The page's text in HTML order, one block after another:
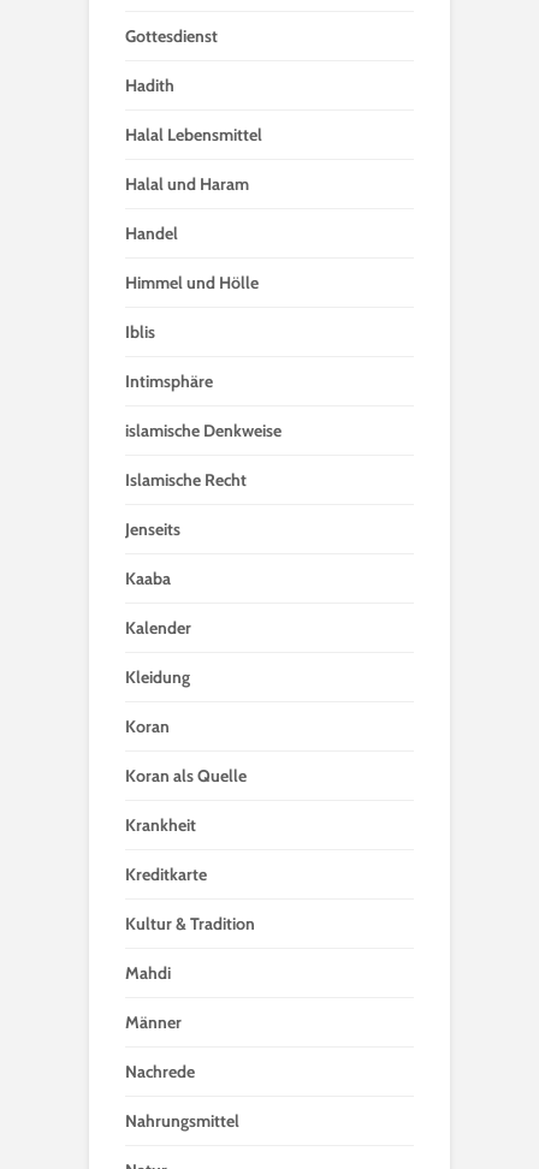
Gottesdienst
Hadith
Halal Lebensmittel
Halal und Haram
Handel
Himmel und Hölle
Iblis
Intimsphäre
islamische Denkweise
Islamische Recht
Jenseits
Kaaba
Kalender
Kleidung
Koran
Koran als Quelle
Krankheit
Kreditkarte
Kultur & Tradition
Mahdi
Männer
Nachrede
Nahrungsmittel